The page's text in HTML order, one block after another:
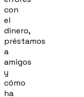
con
el
dinero,
préstamos
a
amigos
y
cómo
ha